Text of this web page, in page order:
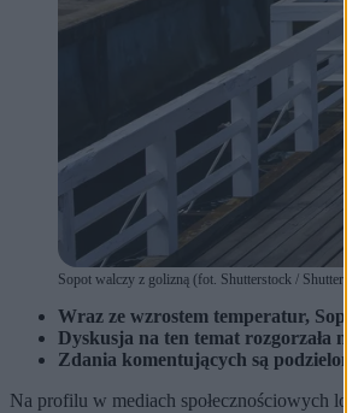
Sopot walczy z golizną (fot. Shutterstock /
Wraz ze wzrostem temperatur,
Dyskusja na ten temat rozgorzała
Zdania komentujących są podzielone.
Na profilu w mediach społecznościowych